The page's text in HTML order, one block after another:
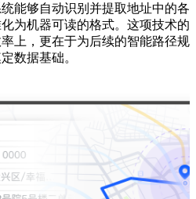
能够自动识别并提取地址中的各
为机器可读的格式。这项技术的
上，更在于为后续的智能路径规
数据基础。